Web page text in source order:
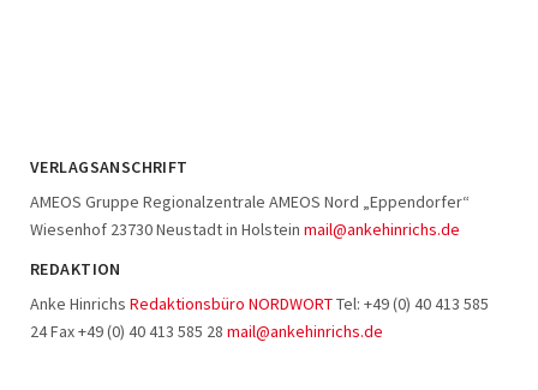
VERLAGSANSCHRIFT
AMEOS Gruppe Regionalzentrale AMEOS Nord „Eppendorfer“
Wiesenhof 23730 Neustadt in Holstein mail@ankehinrichs.de
REDAKTION
Anke Hinrichs Redaktionsbüro NORDWORTTel: +49 (0) 40 413 585
24 Fax +49 (0) 40 413 585 28 mail@ankehinrichs.de